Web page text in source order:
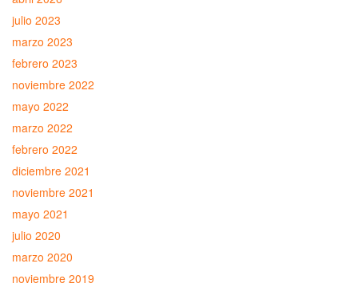
julio 2023
marzo 2023
febrero 2023
noviembre 2022
mayo 2022
marzo 2022
febrero 2022
diciembre 2021
noviembre 2021
mayo 2021
julio 2020
marzo 2020
noviembre 2019